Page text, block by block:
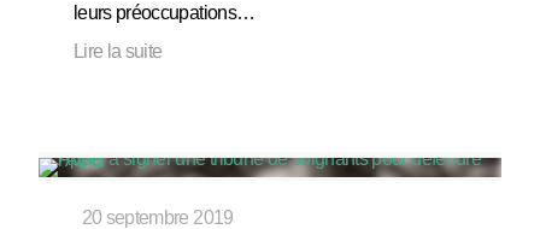
leurs préoccupations…
Lire la suite
20 septembre 2019